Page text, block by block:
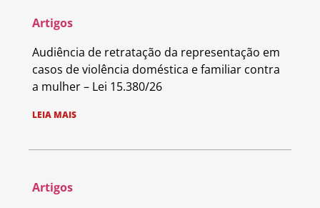
Artigos
Audiência de retratação da representação em
casos de violência doméstica e familiar contra
a mulher – Lei 15.380/26
LEIA MAIS
Artigos